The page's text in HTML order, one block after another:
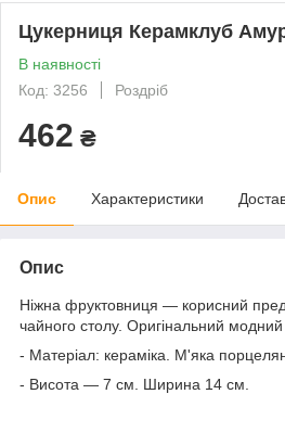
Цукерниця Керамклуб
В наявності
Код: 3256
Роздріб
462 ₴
Опис Характеристики
Опис
Ніжна фруктовниця — корисний
чайного столу. Оригінальний модний
- Матеріал: кераміка. М'яка
- Висота — 7 см. Ширина 14 см.